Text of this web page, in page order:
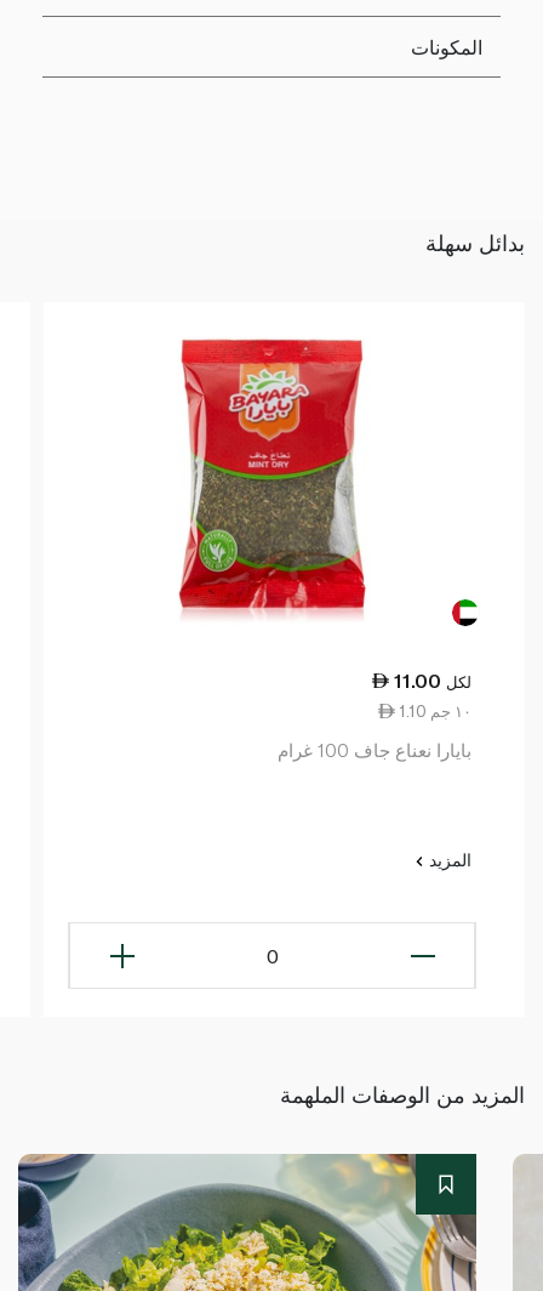
المكونات
بدائل سهلة
11.00 لكل
1.10 ١٠ جم
بايارا نعناع جاف 100 غرام
المزيد
0
المزيد من الوصفات الملهمة